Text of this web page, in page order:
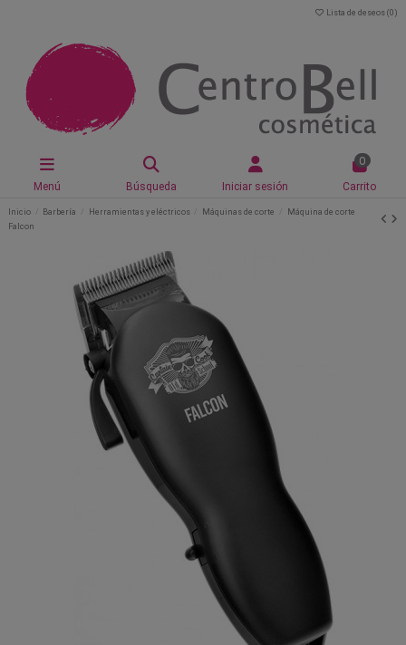
Lista de deseos (0 )
Menú Búsqueda Iniciar sesión
0
Carrito
Inicio Barbería Herramientas y eléctricos Máquinas de corte
Máquina de corte
Falcon